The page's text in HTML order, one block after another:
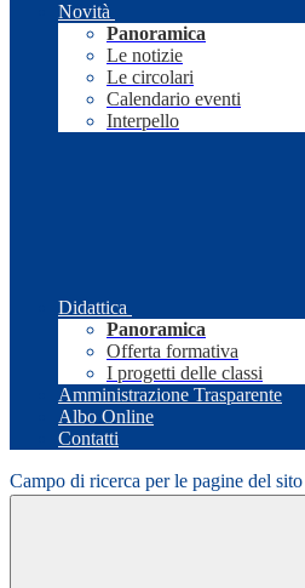
Novità
Panoramica
Le notizie
Le circolari
Calendario eventi
Interpello
Didattica
Panoramica
Offerta formativa
I progetti delle classi
Amministrazione Trasparente
Albo Online
Contatti
Campo di ricerca per le pagine del sito